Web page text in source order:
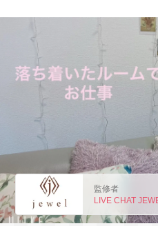
監修者
LIVE CHAT